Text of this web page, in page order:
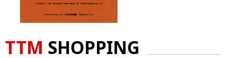
TTM SHOPPING